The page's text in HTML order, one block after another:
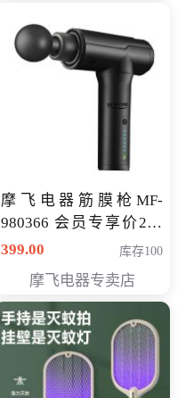
摩飞电器筋膜枪MF-
980366 会员专享价299
元
399.00 库存100
摩飞电器专卖店